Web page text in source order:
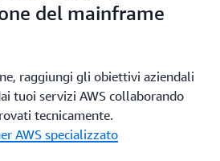
del mainframe
raggiungi gli obiettivi aziendali
tuoi servizi AWS collaborando
tecnicamente.
AWS specializzato